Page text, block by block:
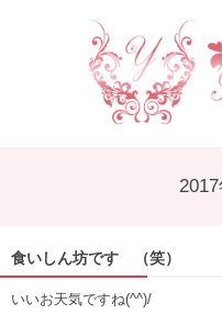
食いしん坊です （笑）
いいお天気ですね(^^)/